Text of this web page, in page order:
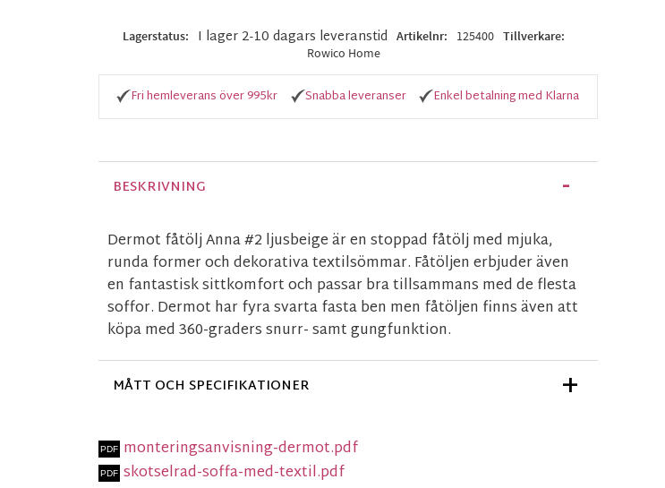
Lagerstatus I lager 2-10 dagars leveranstid Artikelnr 125400 Tillverkare
Rowico Home
Fri hemleverans över 995kr Snabba leveranser Enkel betalning med Klarna
BESKRIVNING
Dermot fåtölj Anna #2 ljusbeige är en stoppad fåtölj med mjuka,
runda former och dekorativa textilsömmar. Fåtöljen erbjuder även
en fantastisk sittkomfort och passar bra tillsammans med de flesta
soffor. Dermot har fyra svarta fasta ben men fåtöljen finns även att
köpa med 360-graders snurr- samt gungfunktion.
MÅTT OCH SPECIFIKATIONER
monteringsanvisning-dermot.pdf
skotselrad-soffa-med-textil.pdf